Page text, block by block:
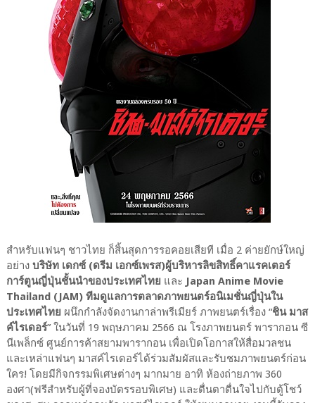
สำหรับแฟนๆ ชาวไทย ก็สิ้นสุดการรอคอยเสียที เมื่อ 2 ค่ายยักษ์ใหญ่
อย่าง บริษัท เดกซ์ (ดรีม เอกซ์เพรส)ผู้บริหารลิขสิทธิ์คาแรคเตอร์
การ์ตูนญี่ปุ่นชั้นนำของประเทศไทย และ Japan Anime Movie
Thailand (JAM) ทีมดูแลการตลาดภาพยนตร์อนิเมชั่นญี่ปุ่นใน
ประเทศไทย ผนึกกำลังจัดงานกาล่าพรีเมียร์ ภาพยนตร์เรื่อง “ชิน มาส
ค์ไรเดอร์” ในวันที่ 19 พฤษภาคม 2566 ณ โรงภาพยนตร์ พารากอน ซี
นีเพล็กซ์ ศูนย์การค้าสยามพารากอน เพื่อเปิดโอกาสให้สื่อมวลชน
และเหล่าแฟนๆ มาสค์ไรเดอร์ได้ร่วมสัมผัสและรับชมภาพยนตร์ก่อน
ใคร! โดยมีกิจกรรมพิเศษต่างๆ มากมาย อาทิ ห้องถ่ายภาพ 360
องศา(ฟรีสำหรับผู้ที่จองบัตรรอบพิเศษ) และตื่นตาตื่นใจไปกับตู้โชว์